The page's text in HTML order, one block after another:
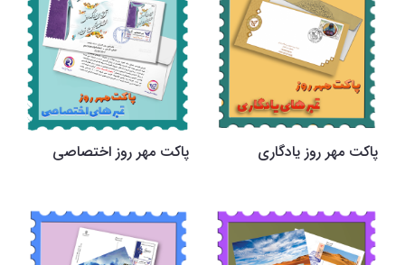
پاکت مهر روز یادگاری پاکت مهر روز اختصاصی